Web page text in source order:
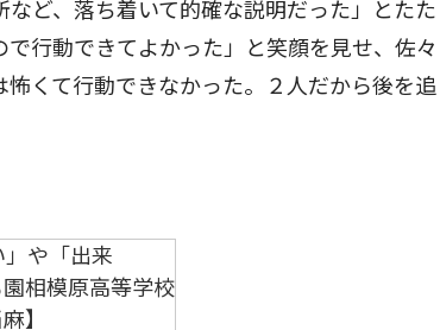
ど、落ち着いて的確な説明だった」とたた
行動できてよかった」と笑顔を見せ、佐々
くて行動できなかった。２人だから後を追